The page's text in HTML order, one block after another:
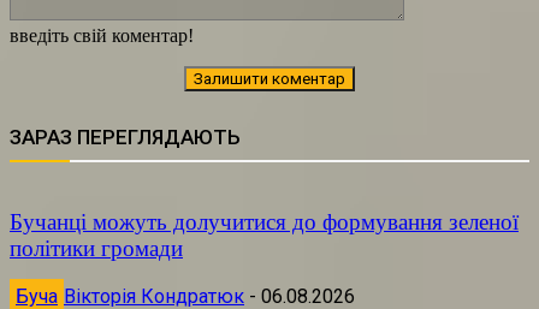
введіть свій коментар!
ЗАРАЗ ПЕРЕГЛЯДАЮТЬ
Бучанці можуть долучитися до формування зеленої
політики громади
Буча Вікторія Кондратюк - 06.08.2026